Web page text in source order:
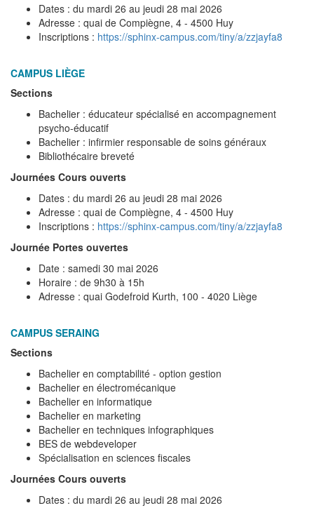
Dates : du mardi 26 au jeudi 28 mai 2026
Adresse : quai de Compiègne, 4 - 4500 Huy
Inscriptions : https://sphinx-campus.com/tiny/a/zzjayfa8
CAMPUS LIÈGE
Sections
Bachelier : éducateur spécialisé en accompagnement
psycho-éducatif
Bachelier : infirmier responsable de soins généraux
Bibliothécaire breveté
Journées Cours ouverts
Dates : du mardi 26 au jeudi 28 mai 2026
Adresse : quai de Compiègne, 4 - 4500 Huy
Inscriptions : https://sphinx-campus.com/tiny/a/zzjayfa8
Journée Portes ouvertes
Date : samedi 30 mai 2026
Horaire : de 9h30 à 15h
Adresse : quai Godefroid Kurth, 100 - 4020 Liège
CAMPUS SERAING
Sections
Bachelier en comptabilité - option gestion
Bachelier en électromécanique
Bachelier en informatique
Bachelier en marketing
Bachelier en techniques infographiques
BES de webdeveloper
Spécialisation en sciences fiscales
Journées Cours ouverts
Dates : du mardi 26 au jeudi 28 mai 2026